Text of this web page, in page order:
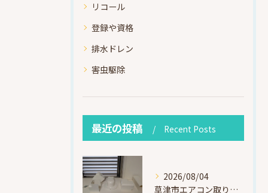
リコール
登録や資格
排水ドレン
害虫駆除
最近の投稿 Recent Posts
2026/08/04
草津市エアコン取り付け｜お客様取り外し済・化粧カバー再利用（ダイキン S225ATES・アウルコート草津）